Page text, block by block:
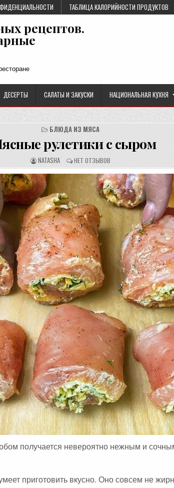
ТАБЛИЦА КАЛОРИЙНОСТИ ПРОДУКТОВ
рецептов.
ДЕСЕРТЫ САЛАТЫ И ЗАКУСКИ НАЦИОНАЛЬНАЯ КУХНЯ
БЛЮДА ИЗ МЯСА
рулетики с сыром
А
В
Т
О
Р
Е
Ц
Е
П
Т
А
:
NATASHA О
Т
З
Ы
НЕТ ОТЗЫВОВ
получается невероятно нежным и
приготовить вкусно. Оно совсем не